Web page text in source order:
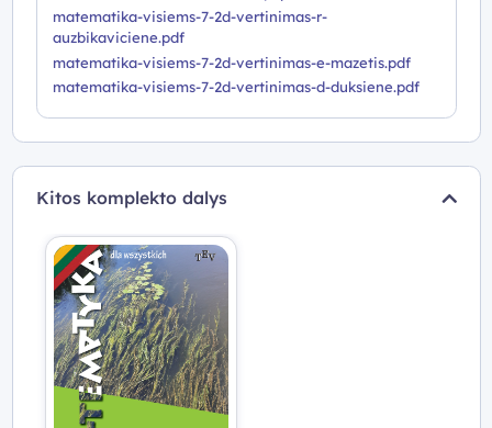
matematika-visiems-7-2d-vertinimas-r-
auzbikaviciene.pdf
matematika-visiems-7-2d-vertinimas-e-mazetis.pdf
matematika-visiems-7-2d-vertinimas-d-duksiene.pdf
Kitos komplekto dalys